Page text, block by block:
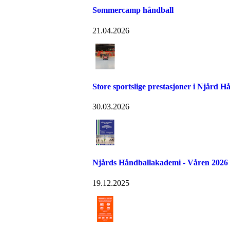
Sommercamp håndball
21.04.2026
Store sportslige prestasjoner i Njård
30.03.2026
Njårds Håndballakademi - Våren 2026
19.12.2025